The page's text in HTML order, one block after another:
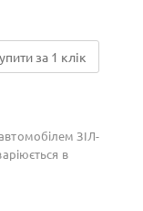
за 1 клiк
ЗІЛ-
в